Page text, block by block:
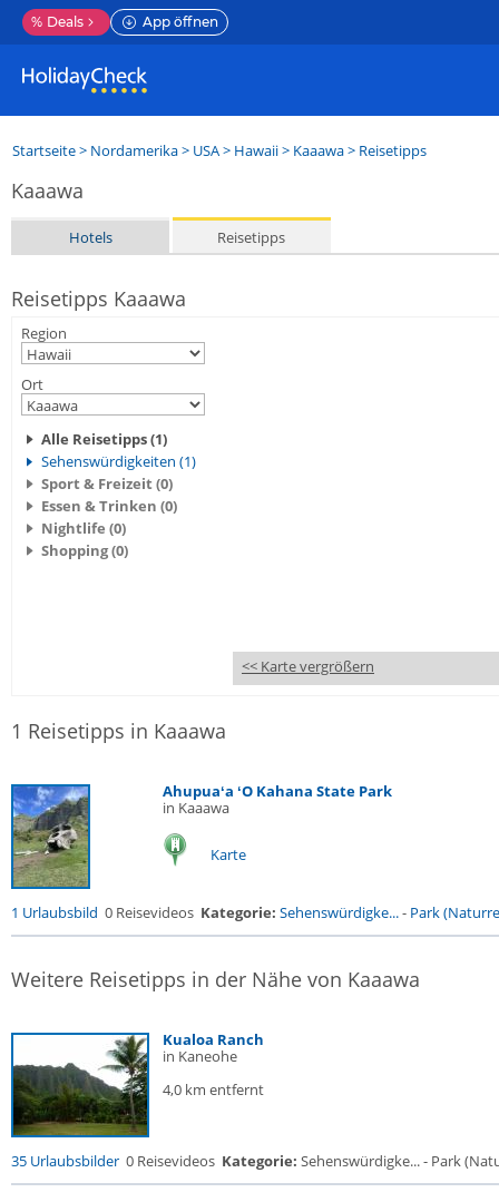
% Deals App öffnen
Startseite> Nordamerika> USA> Hawaii> Kaaawa> Reisetipps
Kaaawa
Hotels Reisetipps
Reisetipps Kaaawa
Region
Ort
Alle Reisetipps (1)
Sehenswürdigkeiten (1)
Sport & Freizeit (0)
Essen & Trinken (0)
Nightlife (0)
Shopping (0)
<< Karte vergrößern
1 Reisetipps in Kaaawa
Ahupuaʻa ʻO Kahana State Park
in Kaaawa
Karte
1 Urlaubsbild 0 Reisevideos Kategorie: Sehenswürdigke...- Park
Weitere Reisetipps in der Nähe von Kaaawa
Kualoa Ranch
in Kaneohe
4,0 km entfernt
35 Urlaubsbilder 0 Reisevideos Kategorie: Sehenswürdigke... - Park